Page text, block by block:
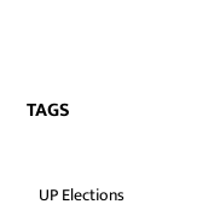
TAGS
UP Elections